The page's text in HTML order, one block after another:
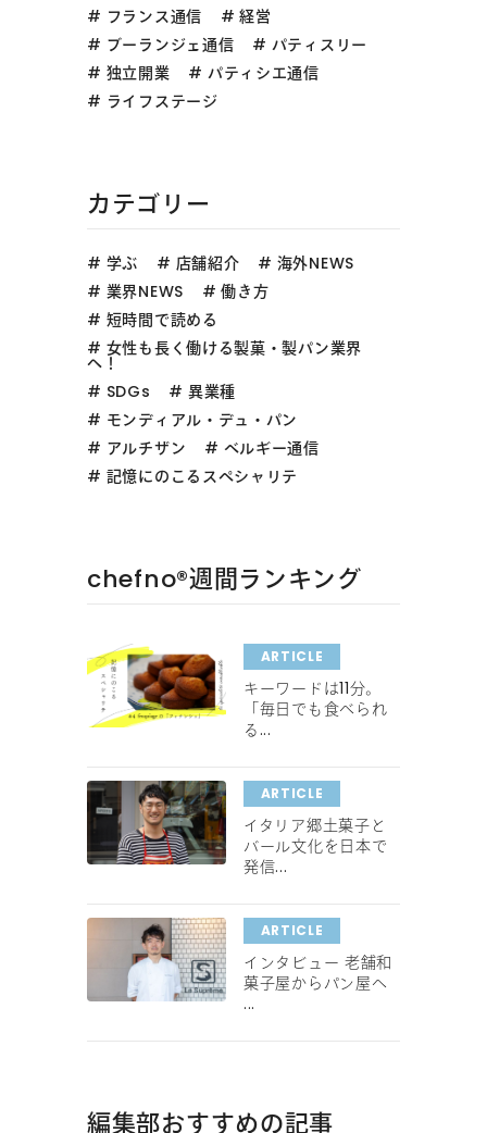
フランス通信
経営
ブーランジェ通信
パティスリー
独立開業
パティシエ通信
ライフステージ
カテゴリー
学ぶ 店舗紹介
海外NEWS
業界NEWS
働き方
短時間で読める
女性も長く働ける製菓・製パン業界
へ！
SDGs
異業種
モンディアル・デュ・パン
アルチザン
ベルギー通信
記憶にのこるスペシャリテ
chefno®︎週間ランキング
ARTICLE
キーワードは11分。
「毎日でも食べられ
る...
ARTICLE
イタリア郷土菓子と
バール文化を日本で
発信...
ARTICLE
インタビュー 老舗和
菓子屋からパン屋へ
...
編集部おすすめの記事